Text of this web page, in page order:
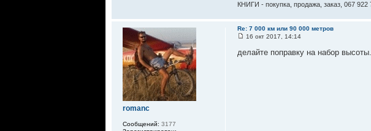
КНИГИ - покупка, продажа, заказ, 067 922
Re: 7 000 км или 90 000 метров
16 окт 2017, 14:14
делайте поправку на набор
romanc
Сообщений: 3177